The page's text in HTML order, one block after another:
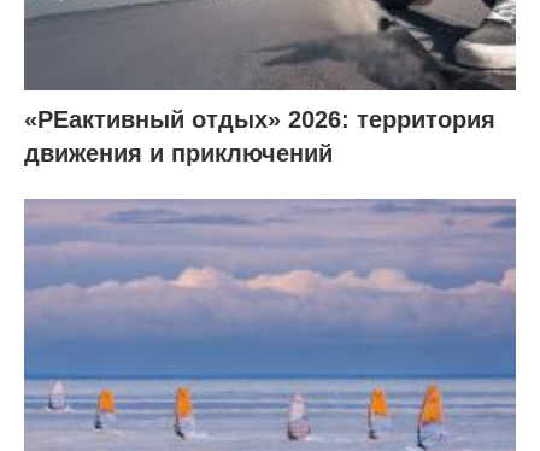
«РЕактивный отдых» 2026: территория
движения и приключений